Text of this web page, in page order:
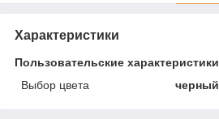
Характеристики
Пользовательские характеристики
Выбор цвета
черный